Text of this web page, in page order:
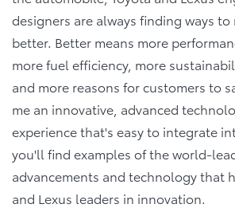
designers are always finding ways to
better. Better means more
more fuel efficiency, more
and more reasons for customers to
me an innovative, advanced
experience that's easy to integrate
you'll find examples of the world-
advancements and technology that
and Lexus leaders in innovation.